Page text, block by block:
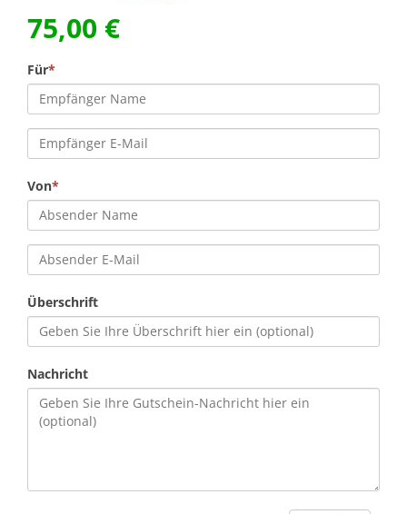
75,00 €
Für*
Von*
Überschrift
Nachricht